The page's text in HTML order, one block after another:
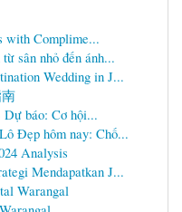
with Complime...
sân nhỏ đến ánh...
Wedding in J...
báo: Cơ hội...
Đẹp hôm nay: Chố...
Analysis
Mendapatkan J...
Warangal